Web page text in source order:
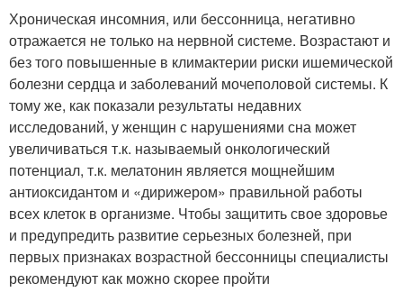
Хроническая инсомния, или бессонница, негативно
отражается не только на нервной системе. Возрастают и
без того повышенные в климактерии риски ишемической
болезни сердца и заболеваний мочеполовой системы. К
тому же, как показали результаты недавних
исследований, у женщин с нарушениями сна может
увеличиваться т.к. называемый онкологический
потенциал, т.к. мелатонин является мощнейшим
антиоксидантом и «дирижером» правильной работы
всех клеток в организме. Чтобы защитить свое здоровье
и предупредить развитие серьезных болезней, при
первых признаках возрастной бессонницы специалисты
рекомендуют как можно скорее пройти